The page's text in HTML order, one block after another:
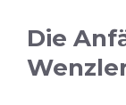
Die